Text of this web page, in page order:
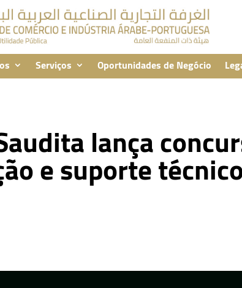
Serviços Oportunidades de Negócio
lança
e suporte